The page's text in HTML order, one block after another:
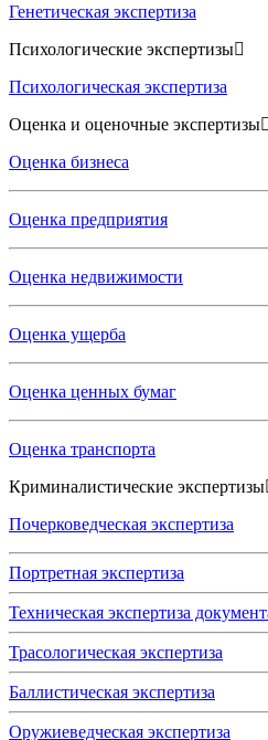
Генетическая экспертиза
Психологические экспертизы
Психологическая экспертиза
Оценка и оценочные экспертизы
Оценка бизнеса
Оценка предприятия
Оценка недвижимости
Оценка ущерба
Оценка ценных бумаг
Оценка транспорта
Криминалистические экспертизы
Почерковедческая экспертиза
Портретная экспертиза
Техническая экспертиза
Трасологическая экспертиза
Баллистическая экспертиза
Оружиеведческая экспертиза